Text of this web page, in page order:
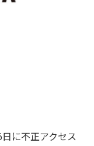
に不正アクセス